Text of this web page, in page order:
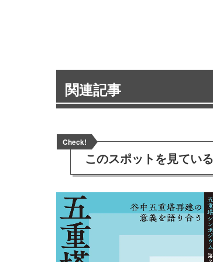
関連記事
Check!
このスポットを見ている